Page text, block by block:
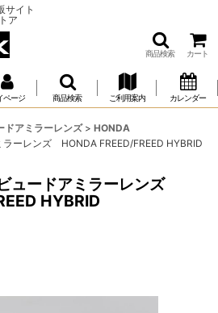
サイト
ア
商品検索 カート
ページ 商品検索 ご利用案内 カレンダー
アミラーレンズ > HONDA
ーレンズ HONDA FREED/FREED HYBRID
ュードアミラーレンズ
HYBRID